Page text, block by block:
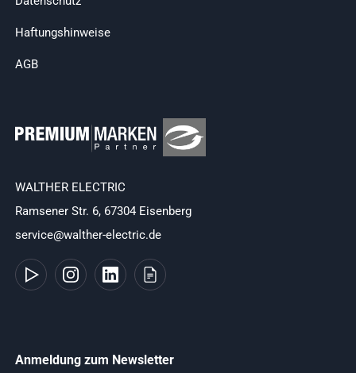
Haftungshinweise
AGB
WALTHER ELECTRIC
Ramsener Str. 6, 67304 Eisenberg
service@walther-electric.de
Anmeldung zum Newsletter